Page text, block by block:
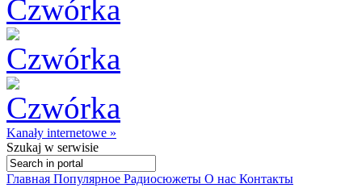
Kanały internetowe »
Szukaj w serwisie
Главная Популярное Радиосюжеты О нас Контакты